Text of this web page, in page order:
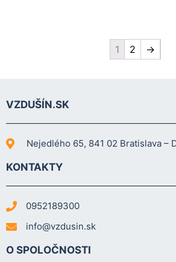
1 2 →
VZDUŠÍN.SK
Nejedlého 65, 841 02 Bratislava –
KONTAKTY
0952189300
info@vzdusin.sk
O SPOLOČNOSTI